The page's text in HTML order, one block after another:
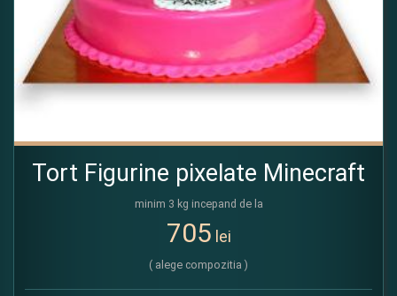
Tort Figurine pixelate Minecraft
minim 3 kg incepand de la
705 lei
( alege compozitia )